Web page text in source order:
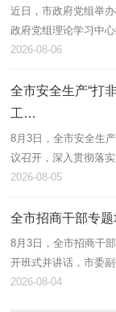
近日，市政府党组举
政府党组理论学习中
按照市委要求，以坚
2026-08-06
全市安全生产“打
工…
8月3日，全市安全生
议召开，深入贯彻落
以及省相关会议精神
2026-08-05
全市招商干部专
8月3日，全市招商干
开班式并讲话，市委
政协主席高巍出席。
2026-08-04